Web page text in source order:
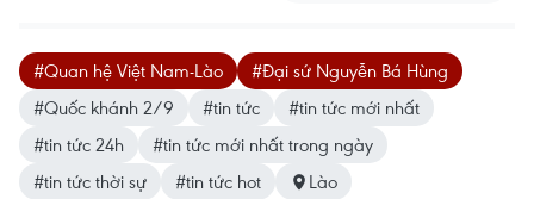
#Quan hệ Việt Nam-Lào
#Đại sứ Nguyễn Bá Hùng
#Quốc khánh 2/9
#tin tức
#tin tức mới nhất
#tin tức 24h
#tin tức mới nhất trong ngày
#tin tức thời sự
#tin tức hot Lào